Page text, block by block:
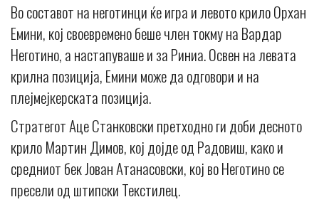
Во составот на неготинци ќе игра и левото крило Орхан
Емини, кој своевремено беше член токму на Вардар
Неготино, а настапуваше и за Риниа. Освен на левата
крилна позиција, Емини може да одговори и на
плејмејкерската позиција.
Стратегот Аце Станковски претходно ги доби десното
крило Мартин Димов, кој дојде од Радовиш, како и
средниот бек Јован Атанасовски, кој во Неготино се
пресели од штипски Текстилец.